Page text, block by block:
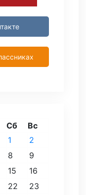
Сб
Вс
1
2
8
9
15
16
22 23